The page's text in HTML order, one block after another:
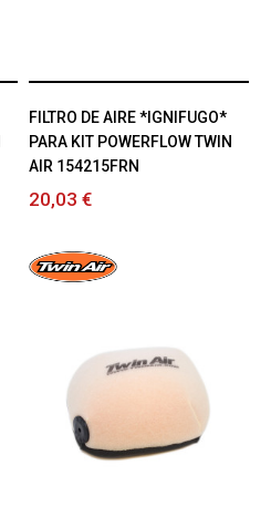
FILTRO DE AIRE *IGNIFUGO*
PARA KIT POWERFLOW TWIN
AIR 154215FRN
20,03 €